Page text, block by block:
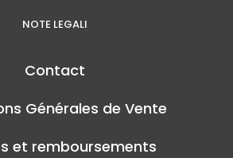
NOTE LEGALI
Contact
Générales de Vente
et remboursements